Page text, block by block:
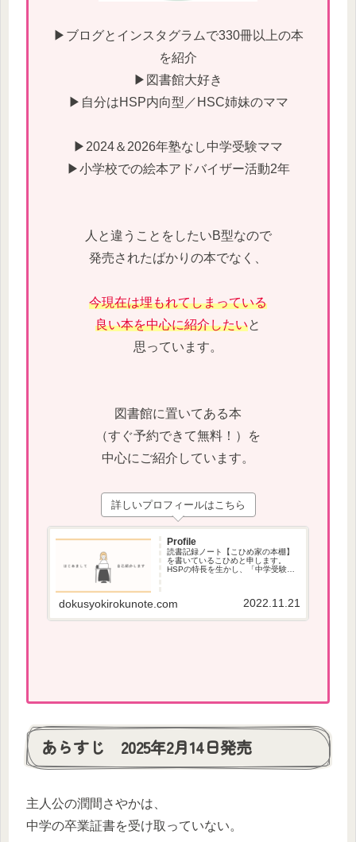
▶ブログとインスタグラムで330冊以上の本
を紹介
▶図書館大好き
▶自分はHSP内向型／HSC姉妹のママ
▶2024＆2026年塾なし中学受験ママ
▶小学校での絵本アドバイザー活動2年
人と違うことをしたいB型なので
発売されたばかりの本でなく、
今現在は埋もれてしまっている
良い本を中心に紹介したいと
思っています。
図書館に置いてある本
（すぐ予約できて無料！）を
中心にご紹介しています。
詳しいプロフィールはこちら
Profile
読書記録ノート【こひめ家の本棚】
を書いているこひめと申します。
HSPの特長を生かし、「中学受験」
dokusyokirokunote.com 2022.11.21
あらすじ 2025年2月14日発売
主人公の潤間さやかは、
中学の卒業証書を受け取っていない。